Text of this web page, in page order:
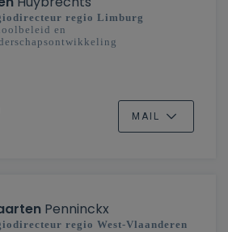
regio Limburg
en
MAIL
Penninckx
regio West-Vlaanderen